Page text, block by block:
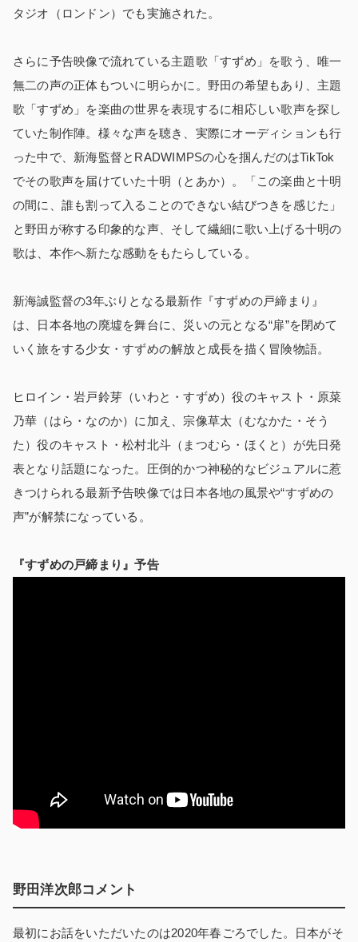
タジオ（ロンドン）でも実施された。
さらに予告映像で流れている主題歌「すずめ」を歌う、唯一
無二の声の正体もついに明らかに。野田の希望もあり、主題
歌「すずめ」を楽曲の世界を表現するに相応しい歌声を探し
ていた制作陣。様々な声を聴き、実際にオーディションも行
った中で、新海監督とRADWIMPSの心を掴んだのはTikTok
でその歌声を届けていた十明（とあか）。「この楽曲と十明
の間に、誰も割って入ることのできない結びつきを感じた」
と野田が称する印象的な声、そして繊細に歌い上げる十明の
歌は、本作へ新たな感動をもたらしている。
新海誠監督の3年ぶりとなる最新作『すずめの戸締まり』
は、日本各地の廃墟を舞台に、災いの元となる“扉”を閉めて
いく旅をする少女・すずめの解放と成長を描く冒険物語。
ヒロイン・岩戸鈴芽（いわと・すずめ）役のキャスト・原菜
乃華（はら・なのか）に加え、宗像草太（むなかた・そう
た）役のキャスト・松村北斗（まつむら・ほくと）が先日発
表となり話題になった。圧倒的かつ神秘的なビジュアルに惹
きつけられる最新予告映像では日本各地の風景や“すずめの
声”が解禁になっている。
『すずめの戸締まり』予告
野田洋次郎コメント
最初にお話をいただいたのは2020年春ごろでした。日本がそ